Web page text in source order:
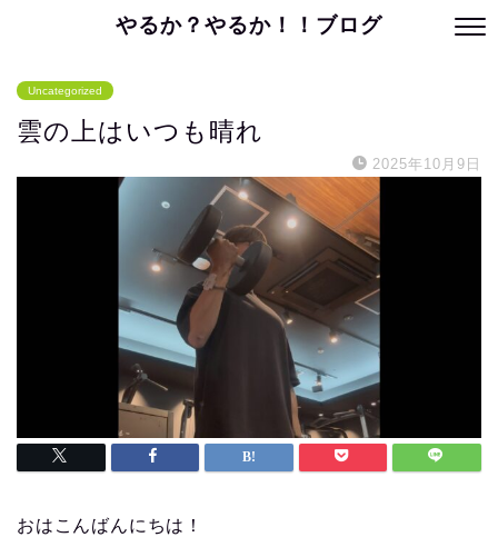
やるか？やるか！！ブログ
Uncategorized
雲の上はいつも晴れ
2025年10月9日
おはこんばんにちは！